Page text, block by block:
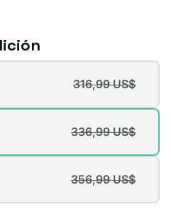
316,99 US$
336,99 US$
356,99 US$